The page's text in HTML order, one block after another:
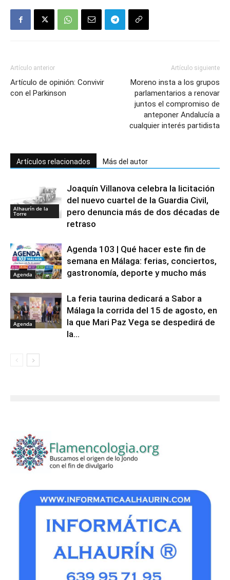
Artículo anterior
Artículo de opinión: Convivir
con el Parkinson
Artículo siguiente
Moreno insta a los grupos
parlamentarios a renovar
juntos el compromiso de
anteponer Andalucía a
cualquier interés partidista
Artículos relacionados Más del autor
Alhaurín de la
Torre
Joaquín Villanova celebra la licitación
del nuevo cuartel de la Guardia Civil,
pero denuncia más de dos décadas de
retraso
Agenda
Agenda 103 | Qué hacer este fin de
semana en Málaga: ferias, conciertos,
gastronomía, deporte y mucho más
Agenda
La feria taurina dedicará a Sabor a
Málaga la corrida del 15 de agosto, en
la que Mari Paz Vega se despedirá de
la...